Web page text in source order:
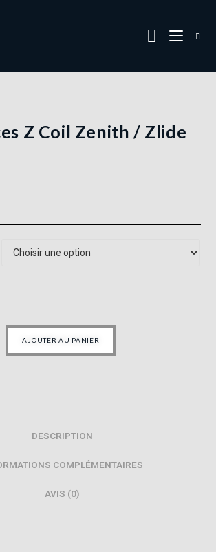
Z Coil Zenith / Zlide
AJOUTER AU PANIER
DESCRIPTION
COMPLÉMENTAIRES
AVIS (0)